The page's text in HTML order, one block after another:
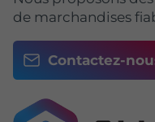
de marchandises
Contactez-